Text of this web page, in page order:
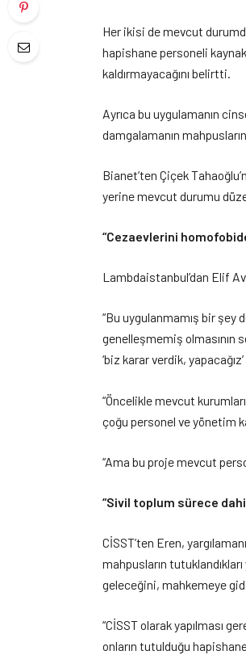
Her ikisi de mevcut
hapishane personeli
kaldırmayacağını belirtti.
Ayrıca bu uygulamanın
damgalamanın
Bianet’tenÇiçek
yerine mevcut durumu
“Cezaevlerini
Lambdaistanbul’dan Elif
“Bu uygulanmamış bir şey
genelleşmemiş olmasının
‘biz karar verdik,
“Öncelikle mevcut
çoğu personel ve yönetim
“Ama bu proje mevcut
“Sivil toplum sürece
CİSST’ten Eren,
mahpusların
geleceğini, mahkemeye
“CİSST olarak yapılması
onların tutulduğu